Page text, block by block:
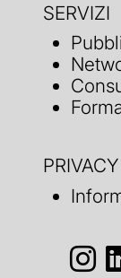
SERVIZI